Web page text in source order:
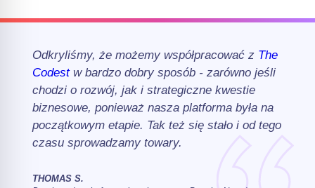
Odkryliśmy, że możemy współpracować z The
Codestw bardzo dobry sposób - zarówno jeśli
chodzi o rozwój, jak i strategiczne kwestie
biznesowe, ponieważ nasza platforma była na
początkowym etapie. Tak też się stało i od tego
czasu sprowadzamy towary.
THOMAS S.